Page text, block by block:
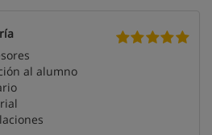
al alumno